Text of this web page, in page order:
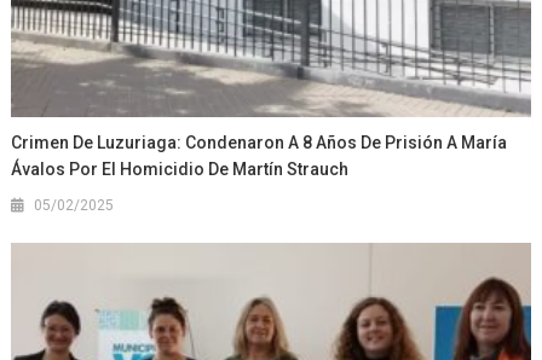
Crimen De Luzuriaga: Condenaron A 8 Años De Prisión A María
Ávalos Por El Homicidio De Martín Strauch
05/02/2025